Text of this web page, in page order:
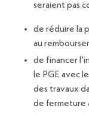
seraient pas
de réduire la
au
de financer
le PGE avec
des travaux
de fermeture